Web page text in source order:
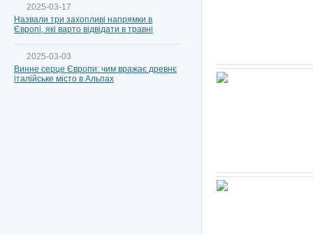
2025-03-17
Назвали три захопливі напрямки в
Європі, які варто відвідати в травні
2025-03-03
Винне серце Європи: чим вражає древнє
італійське місто в Альпах